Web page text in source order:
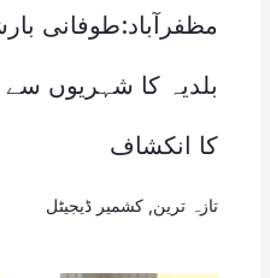
مظفرآباد:طوفانی
بلدیہ کا شہریوں سے
کا انکشاف
تازہ ترین کشمیر ڈیجیٹل